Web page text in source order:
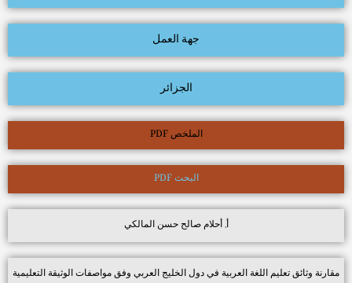
جهة العمل
الجزائر
الملخص PDF
البحث PDF
أ. أحلام صالح حسن المالكي
مقارنة وثائق تعليم اللغة العربية في دول الخليج العربي وفق مواصفات الوثيقة التعليمية